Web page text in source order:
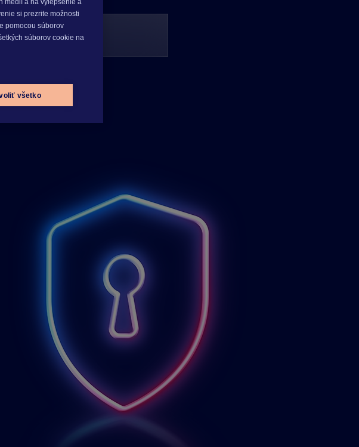
médií a na vylepšenie a
si prezrite možnosti
pomocou súborov
súborov cookie na
všetko